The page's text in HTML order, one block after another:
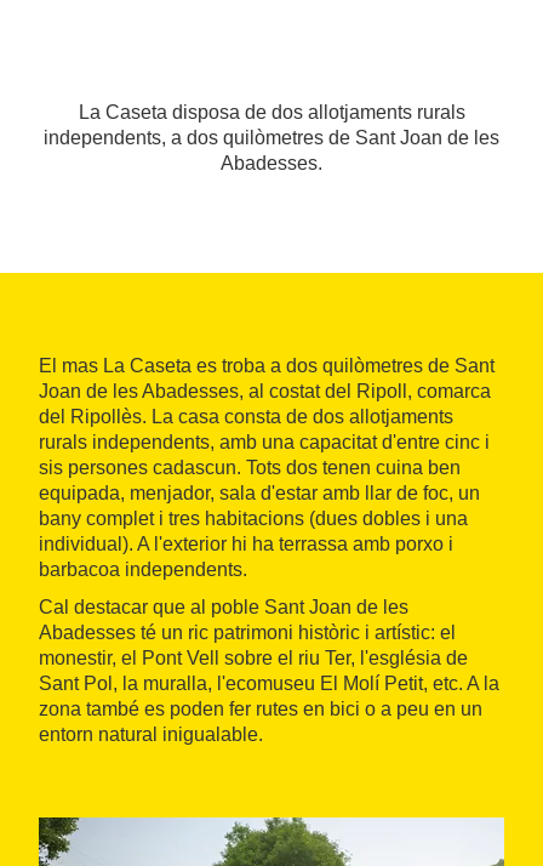
La Caseta disposa de dos allotjaments rurals
independents, a dos quilòmetres de Sant Joan de les
Abadesses.
El mas La Caseta es troba a dos quilòmetres de Sant
Joan de les Abadesses, al costat del Ripoll, comarca
del Ripollès. La casa consta de dos allotjaments
rurals independents, amb una capacitat d'entre cinc i
sis persones cadascun. Tots dos tenen cuina ben
equipada, menjador, sala d'estar amb llar de foc, un
bany complet i tres habitacions (dues dobles i una
individual). A l'exterior hi ha terrassa amb porxo i
barbacoa independents.
Cal destacar que al poble Sant Joan de les
Abadesses té un ric patrimoni històric i artístic: el
monestir, el Pont Vell sobre el riu Ter, l'església de
Sant Pol, la muralla, l'ecomuseu El Molí Petit, etc. A la
zona també es poden fer rutes en bici o a peu en un
entorn natural inigualable.